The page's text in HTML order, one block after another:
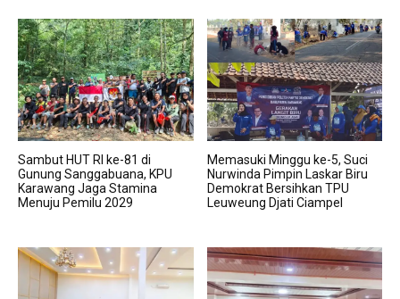
Sambut HUT RI ke-81 di
Gunung Sanggabuana, KPU
Karawang Jaga Stamina
Menuju Pemilu 2029
Memasuki Minggu ke-5, Suci
Nurwinda Pimpin Laskar Biru
Demokrat Bersihkan TPU
Leuweung Djati Ciampel